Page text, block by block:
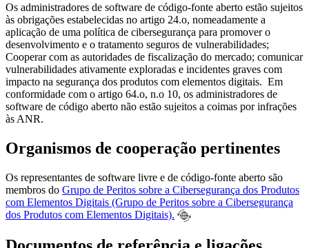
Os administradores de software de código-fonte aberto estão sujeitos
às obrigações estabelecidas no artigo 24.o, nomeadamente a
aplicação de uma política de cibersegurança para promover o
desenvolvimento e o tratamento seguros de vulnerabilidades;
Cooperar com as autoridades de fiscalização do mercado; comunicar
vulnerabilidades ativamente exploradas e incidentes graves com
impacto na segurança dos produtos com elementos digitais. Em
conformidade com o artigo 64.o, n.o 10, os administradores de
software de código aberto não estão sujeitos a coimas por infrações
às ANR.
Organismos de cooperação pertinentes
Os representantes de software livre e de código-fonte aberto são
membros do Grupo de Peritos sobre a Cibersegurança dos Produtos
com Elementos Digitais (Grupo de Peritos sobre a Cibersegurança
dos Produtos com Elementos Digitais).